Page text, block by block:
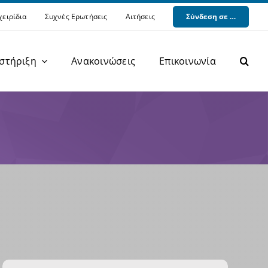
Συχνές Ερωτήσεις Αιτήσεις Σύνδεση σε …
Μόνιμα Αναγνωριστικά (Identifiers)
Ανακοινώσεις Επικοινωνία